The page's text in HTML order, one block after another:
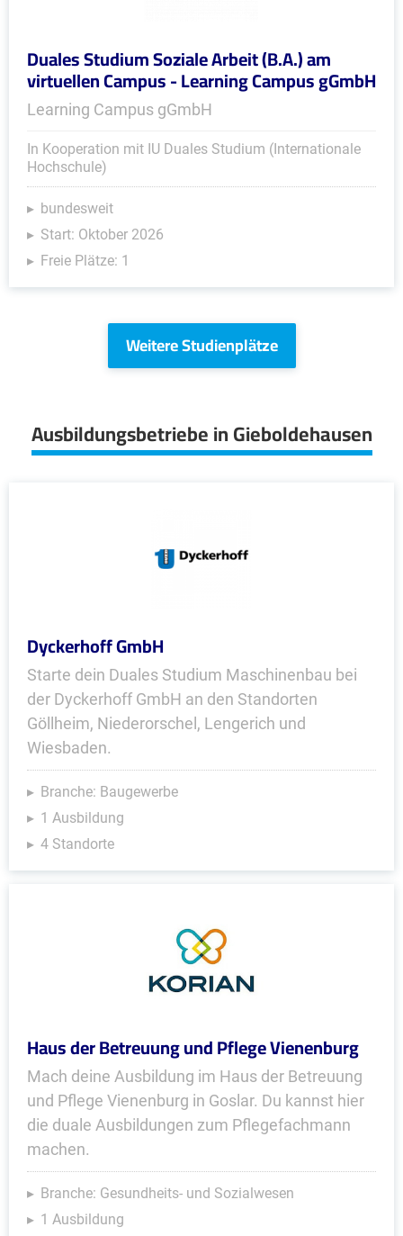
Duales Studium Soziale Arbeit (B.A.) am
virtuellen Campus - Learning Campus gGmbH
Learning Campus gGmbH
In Kooperation mit IU Duales Studium (Internationale
Hochschule)
bundesweit
Start: Oktober 2026
Freie Plätze: 1
Weitere Studienplätze
Ausbildungsbetriebe in Gieboldehausen
Dyckerhoff GmbH
Starte dein Duales Studium Maschinenbau bei
der Dyckerhoff GmbH an den Standorten
Göllheim, Niederorschel, Lengerich und
Wiesbaden.
Branche: Baugewerbe
1 Ausbildung
4 Standorte
Haus der Betreuung und Pflege Vienenburg
Mach deine Ausbildung im Haus der Betreuung
und Pflege Vienenburg in Goslar. Du kannst hier
die duale Ausbildungen zum Pflegefachmann
machen.
Branche: Gesundheits- und Sozialwesen
1 Ausbildung